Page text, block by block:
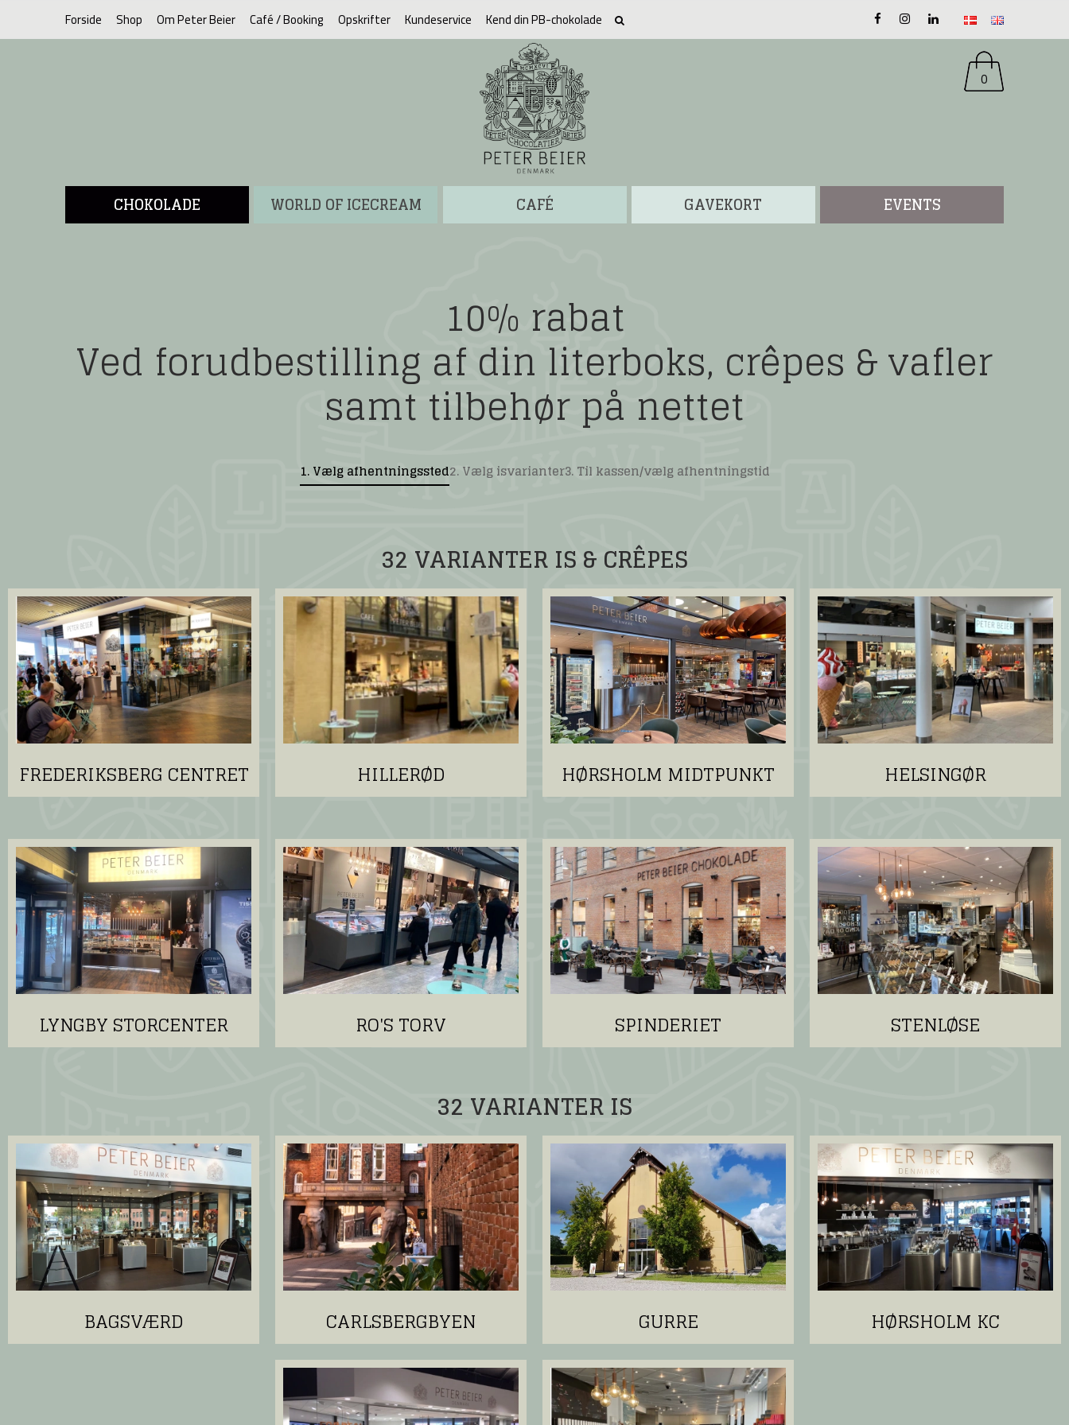
Forside Shop Om Peter Beier Café / Booking Opskrifter Kundeservice Kend din PB-chokolade
0
CHOKOLADE WORLD OF ICECREAM CAFÉ GAVEKORT EVENTS
10% rabat
Ved forudbestilling af din literboks, crêpes & vafler
samt tilbehør på nettet
1. Vælg afhentningssted2. Vælg isvarianter3. Til kassen/vælg afhentningstid
32 VARIANTER IS & CRÊPES
FREDERIKSBERG CENTRET HILLERØD HØRSHOLM MIDTPUNKT HELSINGØR
LYNGBY STORCENTER RO'S TORV SPINDERIET STENLØSE
32 VARIANTER IS
BAGSVÆRD CARLSBERGBYEN GURRE HØRSHOLM KC